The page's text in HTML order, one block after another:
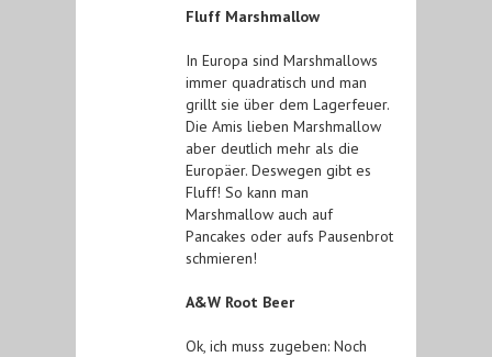
Fluff Marshmallow
In Europa sind Marshmallows
immer quadratisch und man
grillt sie über dem Lagerfeuer.
Die Amis lieben Marshmallow
aber deutlich mehr als die
Europäer. Deswegen gibt es
Fluff! So kann man
Marshmallow auch auf
Pancakes oder aufs Pausenbrot
schmieren!
A&W Root Beer
Ok, ich muss zugeben: Noch